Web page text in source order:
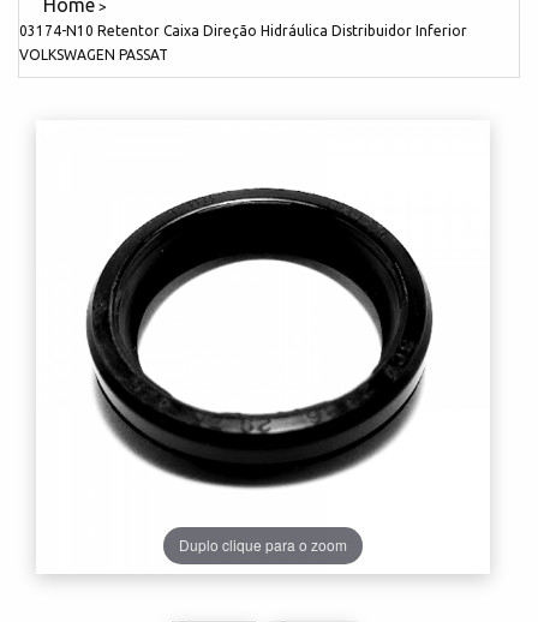
03174-N10 Retentor Caixa Direção Hidráulica Distribuidor Inferior
VOLKSWAGEN PASSAT
Duplo clique para o zoom